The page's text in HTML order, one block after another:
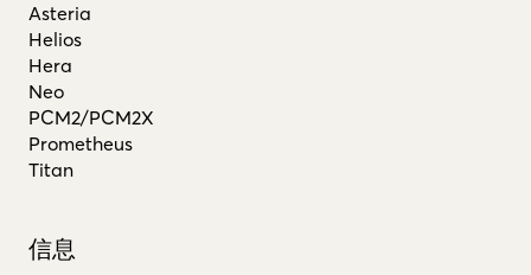
Asteria
Helios
Hera
Neo
PCM2/PCM2X
Prometheus
Titan
信息